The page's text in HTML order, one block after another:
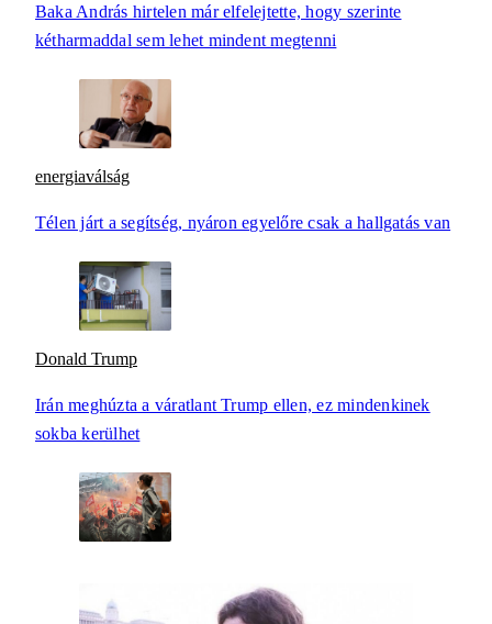
Baka András hirtelen már elfelejtette, hogy szerinte
kétharmaddal sem lehet mindent megtenni
energiaválság
Télen járt a segítség, nyáron egyelőre csak a hallgatás van
Donald Trump
Irán meghúzta a váratlant Trump ellen, ez mindenkinek
sokba kerülhet